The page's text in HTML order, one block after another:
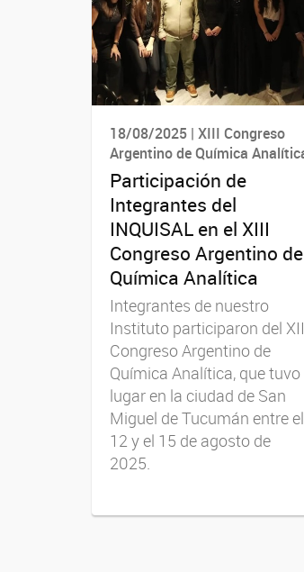
18/08/2025 | XIII Congreso
Argentino de Química
Participación de
Integrantes del
INQUISAL en el XIII
Congreso Argentino de
Química Analítica
Integrantes de nuestro
Instituto participaron del
Congreso Argentino de
Química Analítica, que tuvo
lugar en la ciudad de San
Miguel de Tucumán entre el
12 y el 15 de agosto de
2025.